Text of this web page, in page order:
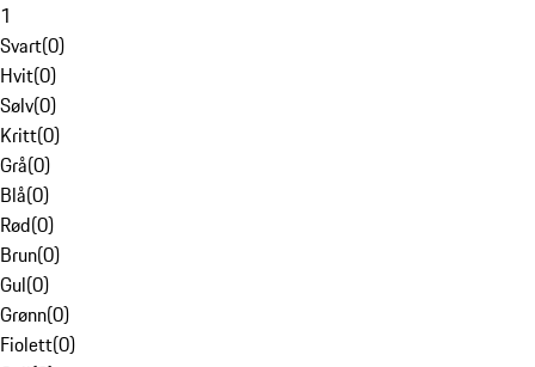
1
Svart(0)
Hvit(0)
Sølv(0)
Kritt(0)
Grå(0)
Blå(0)
Rød(0)
Brun(0)
Gul(0)
Grønn(0)
Fiolett(0)